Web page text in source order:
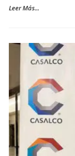
Leer Más...